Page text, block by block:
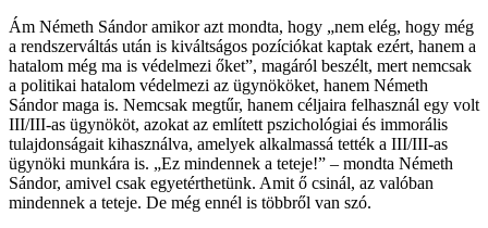
Ám Németh Sándor amikor azt mondta, hogy „nem elég, hogy még
a rendszerváltás után is kiváltságos pozíciókat kaptak ezért, hanem a
hatalom még ma is védelmezi őket”, magáról beszélt, mert nemcsak
a politikai hatalom védelmezi az ügynököket, hanem Németh
Sándor maga is. Nemcsak megtűr, hanem céljaira felhasznál egy volt
III/III-as ügynököt, azokat az említett pszichológiai és immorális
tulajdonságait kihasználva, amelyek alkalmassá tették a III/III-as
ügynöki munkára is. „Ez mindennek a teteje!” – mondta Németh
Sándor, amivel csak egyetérthetünk. Amit ő csinál, az valóban
mindennek a teteje. De még ennél is többről van szó.